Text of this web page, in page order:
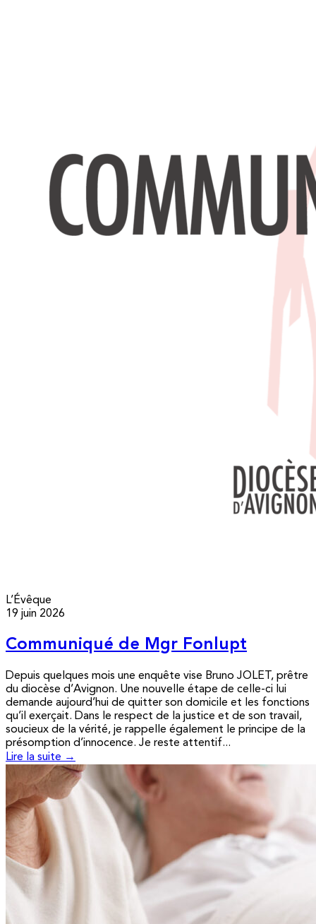
L’Évêque
19 juin 2026
Communiqué de Mgr Fonlupt
Depuis quelques mois une enquête vise Bruno JOLET, prêtre
du diocèse d’Avignon. Une nouvelle étape de celle-ci lui
demande aujourd’hui de quitter son domicile et les fonctions
qu’il exerçait. Dans le respect de la justice et de son travail,
soucieux de la vérité, je rappelle également le principe de la
présomption d’innocence. Je reste attentif...
Lire la suite →